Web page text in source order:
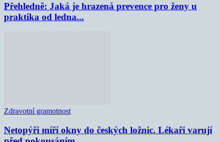
Přehledně: Jaká je hrazená prevence pro ženy u
praktika od ledna...
Zdravotní gramotnost
Netopýři míří okny do českých ložnic. Lékaři varují